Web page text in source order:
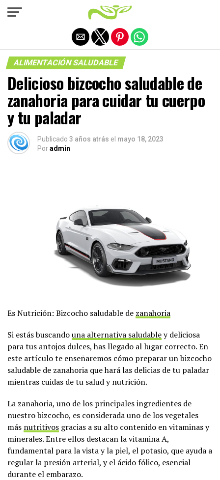
ALIMENTACIÓN SALUDABLE
Delicioso bizcocho saludable de
zanahoria para cuidar tu cuerpo
y tu paladar
Publicado 3 años atrás el mayo 18, 2023
Poradmin
Es Nutrición: Bizcocho saludable de zanahoria
Si estás buscandouna alternativa saludabley deliciosa
para tus antojos dulces, has llegado al lugar correcto. En
este artículo te enseñaremos cómo preparar un bizcocho
saludable de zanahoria que hará las delicias de tu paladar
mientras cuidas de tu salud y nutrición.
La zanahoria, uno de los principales ingredientes de
nuestro bizcocho, es considerada uno de los vegetales
más nutritivos gracias a su alto contenido en vitaminas y
minerales. Entre ellos destacan la vitamina A,
fundamental para la vista y la piel, el potasio, que ayuda a
regular la presión arterial, y el ácido fólico, esencial
durante el embarazo.
Salir de la versión móvil